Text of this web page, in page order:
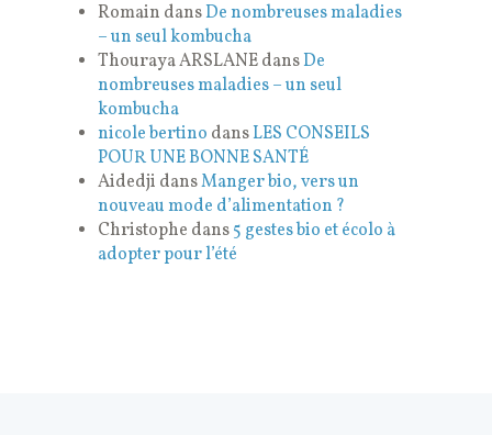
Romain dansDe nombreuses maladies
– un seul kombucha
Thouraya ARSLANEdansDe
nombreuses maladies – un seul
kombucha
nicole bertino dansLES CONSEILS
POUR UNE BONNE SANTÉ
Aidedji dansManger bio, vers un
nouveau mode d’alimentation ?
Christophe dans5 gestes bio et écolo à
adopter pour l’été